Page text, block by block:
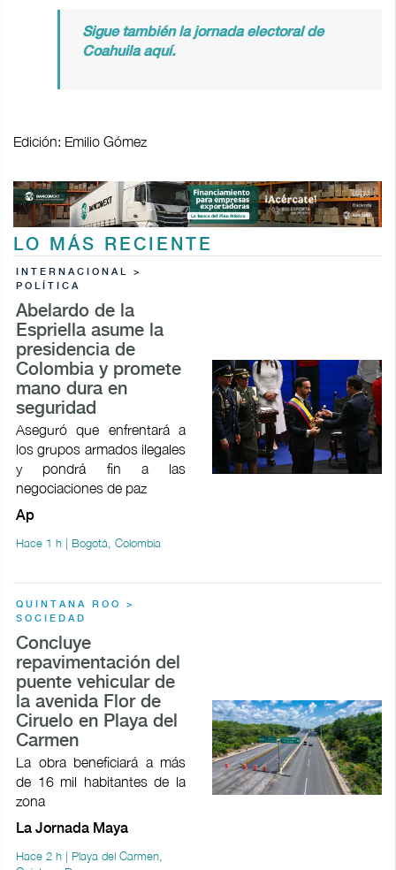
Sigue también la jornada electoral de
Coahuila aquí.
Edición: Emilio Gómez
LO MÁS RECIENTE
INTERNACIONAL >
POLÍTICA
Abelardo de la
Espriella asume la
presidencia de
Colombia y promete
mano dura en
seguridad
Aseguró que enfrentará a
los grupos armados ilegales
y pondrá fin a las
negociaciones de paz
Ap
Hace 1 h | Bogotá, Colombia
QUINTANA ROO >
SOCIEDAD
Concluye
repavimentación del
puente vehicular de
la avenida Flor de
Ciruelo en Playa del
Carmen
La obra beneficiará a más
de 16 mil habitantes de la
zona
La Jornada Maya
Hace 2 h | Playa del Carmen,